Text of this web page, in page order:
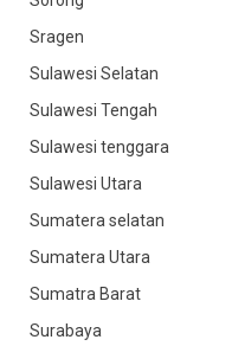
Sragen
Sulawesi Selatan
Sulawesi Tengah
Sulawesi tenggara
Sulawesi Utara
Sumatera selatan
Sumatera Utara
Sumatra Barat
Surabaya